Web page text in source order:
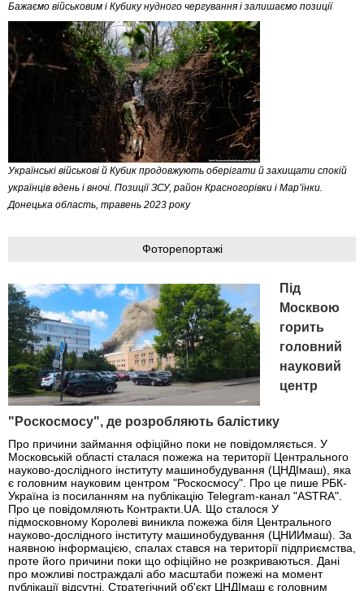
Бажаємо військовим і Кубику нудного чергування і залишаємо позиції
Українські військові й Кубик продовжують оберігати й захищати спокій
українців вдень і вночі. Позиції ЗСУ, район Красногорівки і Мар’їнки.
Донецька область, травень 2023 року
Фоторепортажі
Під
Москвою
горить
головний
науковий
центр
"Роскосмосу", де розробляють балістику
Про причини займання офіційно поки не повідомляється. У
Московській області сталася пожежа на території Центрального
науково-дослідного інституту машинобудування (ЦНДІмаш), яка
є головним науковим центром "Роскосмосу". Про це пише РБК-
Україна із посиланням на публікацію Telegram-канал "ASTRA".
Про це повідомляють Контракти.UA. Що сталося У
підмосковному Королеві виникла пожежа біля Центрального
науково-дослідного інституту машинобудування (ЦНИИмаш). За
наявною інформацією, спалах стався на території підприємства,
проте його причини поки що офіційно не розкриваються. Дані
про можливі постраждалі або масштаби пожежі на момент
публікації відсутні. Стратегічний об'єкт ЦНДІмаш є головним